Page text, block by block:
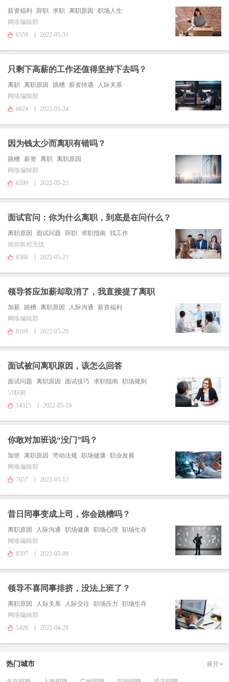
薪资福利 辞职 求职 离职原因
职场人生
网络编辑部
6559
2022-05-31
只剩下高薪的工作还值得坚持下去吗？
离职 离职原因 跳槽 薪资待遇
人际关系
网络编辑部
6624
2022-05-24
因为钱太少而离职有错吗？
跳槽 薪资 离职 离职原因
网络编辑部
6599
2022-05-23
面试官问：你为什么离职，到底是在问什么？
离职原因 面试问题 辞职 求职指南 找工作
祝你前程无忧
8586
2022-05-23
领导答应加薪却取消了，我直接提了离职
加薪 跳槽 离职原因 人际沟通
薪资福利
网络编辑部
8169
2022-05-20
面试被问离职原因，该怎么回答
面试问题 离职原因 面试技巧 求职指南 职场规则
51职前
14315
2022-05-19
你敢对加班说“没门”吗？
加班 离职原因 劳动法规 职场健康 职业发展
网络编辑部
7057
2022-05-12
昔日同事变成上司，你会跳槽吗？
离职原因 人际沟通 职场健康 职场心理
职场生存
网络编辑部
8597
2022-05-09
领导不喜同事排挤，没法上班了？
离职原因 人际关系 人际交往 职场压力
职场生存
网络编辑部
5426
2022-04-28
热门城市 展开